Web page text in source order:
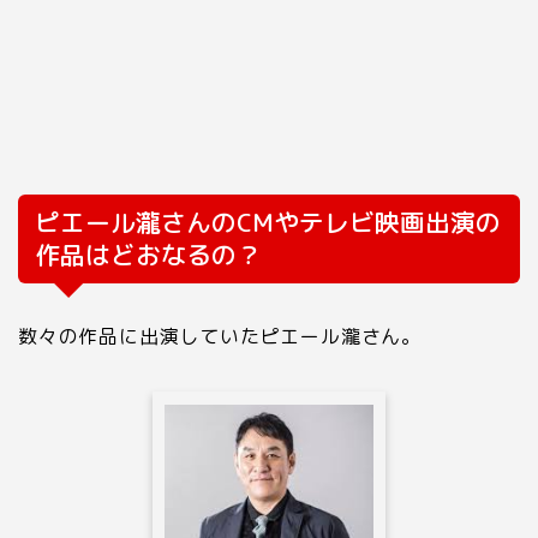
ピエール瀧さんのCMやテレビ映画出演の
作品はどおなるの？
数々の作品に出演していたピエール瀧さん。